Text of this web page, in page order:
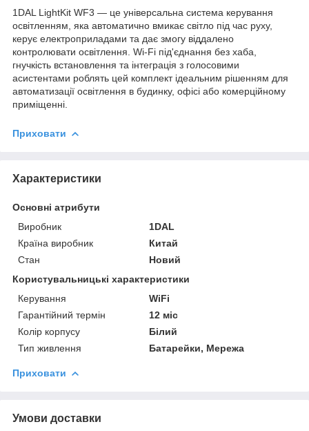
1DAL LightKit WF3 — це універсальна система керування
освітленням, яка автоматично вмикає світло під час руху,
керує електроприладами та дає змогу віддалено
контролювати освітлення. Wi-Fi під'єднання без хаба,
гнучкість встановлення та інтеграція з голосовими
асистентами роблять цей комплект ідеальним рішенням для
автоматизації освітлення в будинку, офісі або комерційному
приміщенні.
Приховати
Характеристики
Основні атрибути
Виробник
1DAL
Країна виробник
Китай
Стан
Новий
Користувальницькі характеристики
Керування
WiFi
Гарантійний термін
12 міс
Колір корпусу
Білий
Тип живлення
Батарейки, Мережа
Приховати
Умови доставки